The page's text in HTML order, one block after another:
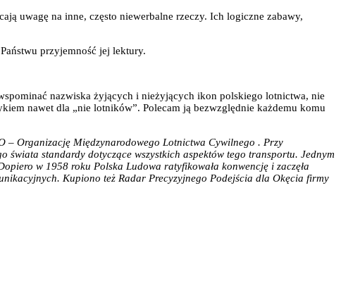
uwagę na inne, często niewerbalne rzeczy. Ich logiczne zabawy,
przyjemność jej lektury.
nazwiska żyjących i nieżyjących ikon polskiego lotnictwa, nie
nawet dla „nie lotników”. Polecam ją bezwzględnie każdemu komu
– Organizację Międzynarodowego Lotnictwa Cywilnego . Przy
standardy dotyczące wszystkich aspektów tego transportu. Jednym
w 1958 roku Polska Ludowa ratyfikowała konwencję i zaczęła
Kupiono też Radar Precyzyjnego Podejścia dla Okęcia firmy